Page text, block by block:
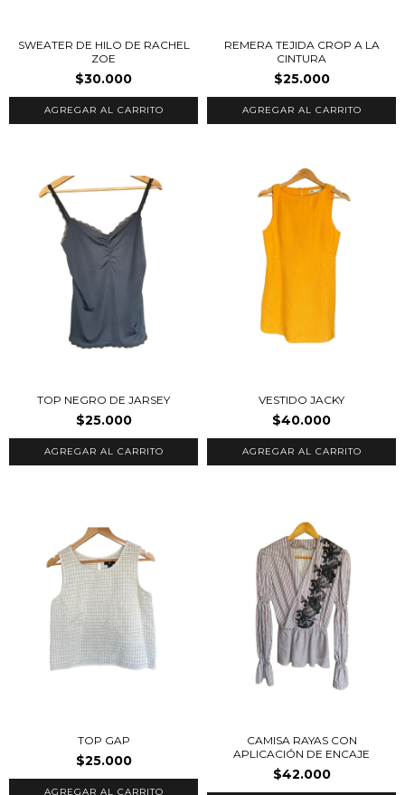
SWEATER DE HILO DE RACHEL
ZOE
$30.000
REMERA TEJIDA CROP A LA
CINTURA
$25.000
TOP NEGRO DE JARSEY
$25.000
VESTIDO JACKY
$40.000
TOP GAP
$25.000
CAMISA RAYAS CON
APLICACIÓN DE ENCAJE
$42.000